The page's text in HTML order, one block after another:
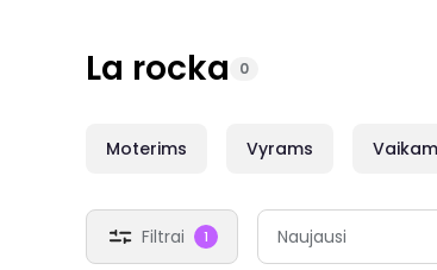
La rocka 0
Moterims Vyrams
Filtrai 1